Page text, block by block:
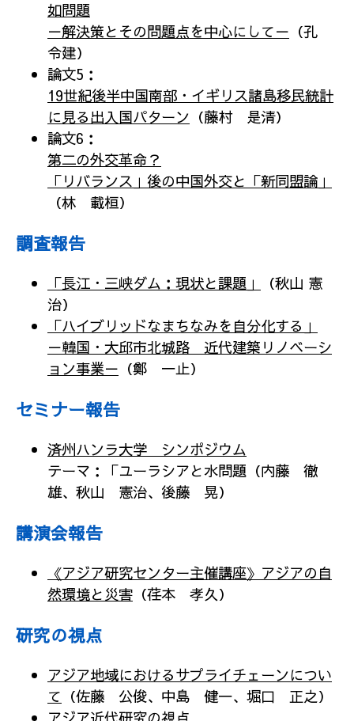
如問題
－解決策とその問題点を中心にして－ （孔
令建）
論文5：
19世紀後半中国南部・イギリス諸島移民統計
に見る出入国パターン （藤村 是清）
論文6：
第二の外交革命？
「リバランス」後の中国外交と「新同盟論」
（林 載桓）
調査報告
「長江・三峡ダム：現状と課題」
（秋山 憲
治）
「ハイブリッドなまちなみを自分化する」
－韓国・大邱市北城路 近代建築リノベーシ
ョン事業－ （鄭 一止）
セミナー報告
済州ハンラ大学 シンポジウム
テーマ：「ユーラシアと水問題（内藤 徹
雄、秋山 憲治、後藤 晃）
講演会報告
《アジア研究センター主催講座》アジアの自
然環境と災害 （荏本 孝久）
研究の視点
アジア地域におけるサプライチェーンについ
て （佐藤 公俊、中島 健一、堀口 正之）